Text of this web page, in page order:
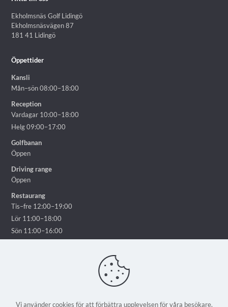
Ekholmsnäs Golf Lidingö
Ekholmsnäsvägen 87
181 41 Lidingö
Öppettider
Kansli
Mån–sön 08:00–18:00
Reception
Vardagar 10:00–18:00
Helg 09:00–17:00
Golfbanan
Öppen
Driving range
Öppen
Restaurang
Tis–fre 12:00–19:00
Lör 11:00–18:00
Sön 11:00–16:00
Vi använder cookies för att förbättra upplevelsen för våra besökare.